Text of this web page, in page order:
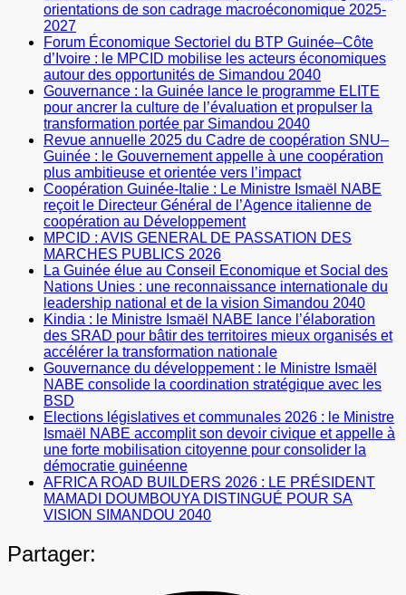
orientations de son cadrage macroéconomique 2025-
2027
Forum Économique Sectoriel du BTP Guinée–Côte
d’Ivoire : le MPCID mobilise les acteurs économiques
autour des opportunités de Simandou 2040
Gouvernance : la Guinée lance le programme ELITE
pour ancrer la culture de l’évaluation et propulser la
transformation portée par Simandou 2040
Revue annuelle 2025 du Cadre de coopération SNU–
Guinée : le Gouvernement appelle à une coopération
plus ambitieuse et orientée vers l’impact
Coopération Guinée-Italie : Le Ministre Ismaël NABE
reçoit le Directeur Général de l’Agence italienne de
coopération au Développement
MPCID : AVIS GENERAL DE PASSATION DES
MARCHES PUBLICS 2026
La Guinée élue au Conseil Economique et Social des
Nations Unies : une reconnaissance internationale du
leadership national et de la vision Simandou 2040
Kindia : le Ministre Ismaël NABE lance l’élaboration
des SRAD pour bâtir des territoires mieux organisés et
accélérer la transformation nationale
Gouvernance du développement : le Ministre Ismaël
NABE consolide la coordination stratégique avec les
BSD
Elections législatives et communales 2026 : le Ministre
Ismaël NABE accomplit son devoir civique et appelle à
une forte mobilisation citoyenne pour consolider la
démocratie guinéenne
AFRICA ROAD BUILDERS 2026 : LE PRÉSIDENT
MAMADI DOUMBOUYA DISTINGUÉ POUR SA
VISION SIMANDOU 2040
Partager: